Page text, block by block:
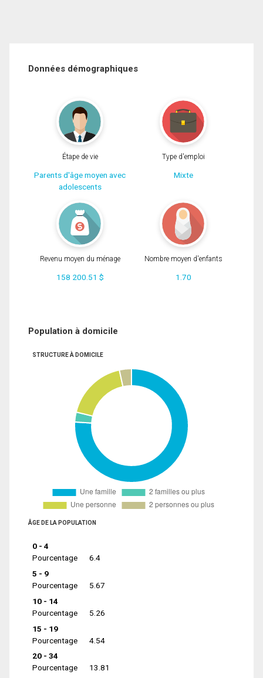
Données démographiques
Étape de vie
Parents d'âge moyen avec
adolescents
Type d'emploi
Mixte
Revenu moyen du ménage
158 200.51 $
Nombre moyen d'enfants
1.70
Population à domicile
STRUCTURE À DOMICILE
ÂGE DE LA POPULATION
0 - 4
Pourcentage
6.4
5 - 9
Pourcentage
5.67
10 - 14
Pourcentage
5.26
15 - 19
Pourcentage
4.54
20 - 34
Pourcentage
13.81